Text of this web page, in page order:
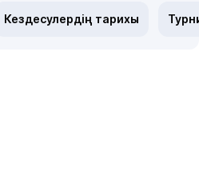
Кездесулердің тарихы